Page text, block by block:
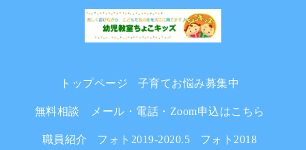
トップページ 子育てお悩み募集中
無料相談 メール・電話・Zoom申込はこちら
職員紹介 フォト2019-2020.5 フォト2018